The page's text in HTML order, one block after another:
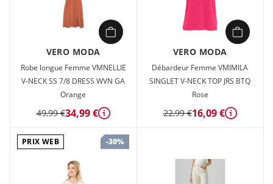
VERO MODA
Robe longue Femme VMNELLIE
V-NECK SS 7/8 DRESS WVN GA
Orange
49,99 €34,99 € Détails
VERO MODA
Débardeur Femme VMIMILA
SINGLET V-NECK TOP JRS BTQ
Rose
22,99 €16,09 € Détails
PRIX WEB -30%